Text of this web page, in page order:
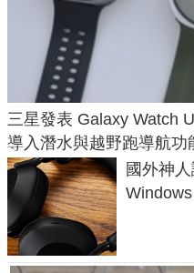
三星發表 Galaxy Watch
導入潛水與越野跑導航功
國外神